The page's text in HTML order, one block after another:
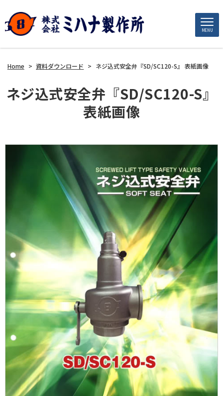
MENU
Home > 資料ダウンロード > ネジ込式安全弁『SD/SC120-S』 表紙画像
ネジ込式安全弁『SD/SC120-S』
表紙画像